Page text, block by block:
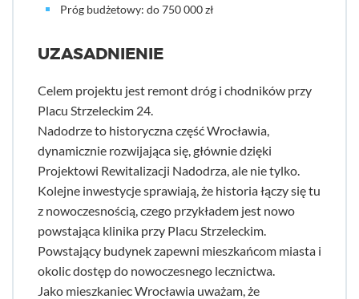
Próg budżetowy: do 750 000 zł
UZASADNIENIE
Celem projektu jest remont dróg i chodników przy
Placu Strzeleckim 24.
Nadodrze to historyczna część Wrocławia,
dynamicznie rozwijająca się, głównie dzięki
Projektowi Rewitalizacji Nadodrza, ale nie tylko.
Kolejne inwestycje sprawiają, że historia łączy się tu
z nowoczesnością, czego przykładem jest nowo
powstająca klinika przy Placu Strzeleckim.
Powstający budynek zapewni mieszkańcom miasta i
okolic dostęp do nowoczesnego lecznictwa.
Jako mieszkaniec Wrocławia uważam, że